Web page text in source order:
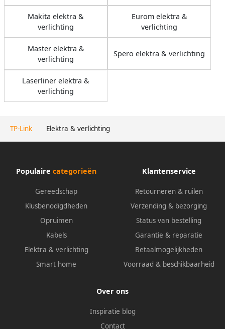
TP-Link Elektra & verlichting
Makita elektra &
verlichting
Eurom elektra &
verlichting
Master elektra &
verlichting
Spero elektra & verlichting
Laserliner elektra &
verlichting
Populaire categorieën
Gereedschap
Klusbenodigdheden
Opruimen
Kabels
Elektra & verlichting
Smart home
Klantenservice
Retourneren & ruilen
Verzending & bezorging
Status van bestelling
Garantie & reparatie
Betaalmogelijkheden
Voorraad & beschikbaarheid
Over ons
Inspiratie blog
Contact